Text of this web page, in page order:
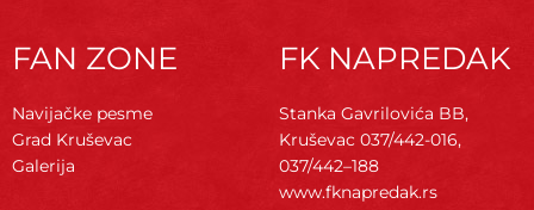
FAN ZONE
Navijačke pesme
Grad Kruševac
Galerija
FK NAPREDAK
Stanka Gavrilovića BB,
Kruševac 037/442-016,
037/442–188
www.fknapredak.rs